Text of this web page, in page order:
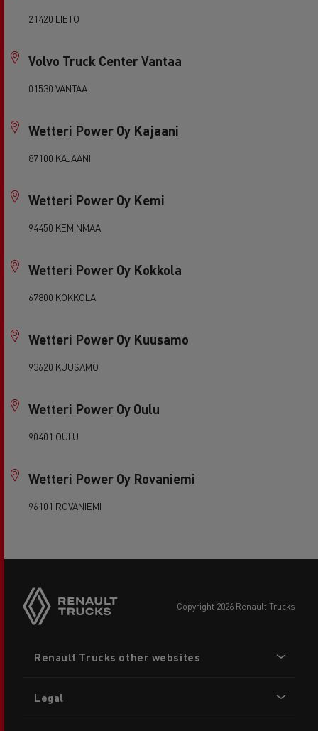
21420 LIETO
Volvo Truck Center Vantaa
01530 VANTAA
Wetteri Power Oy Kajaani
87100 KAJAANI
Wetteri Power Oy Kemi
94450 KEMINMAA
Wetteri Power Oy Kokkola
67800 KOKKOLA
Wetteri Power Oy Kuusamo
93620 KUUSAMO
Wetteri Power Oy Oulu
90401 OULU
Wetteri Power Oy Rovaniemi
96101 ROVANIEMI
copyright 2026 Renault Trucks
menu
Renault Trucks other websites
Legal